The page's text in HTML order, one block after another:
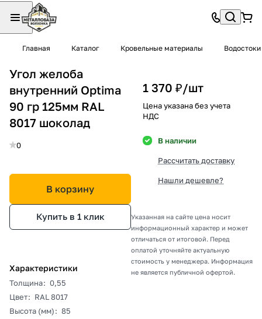
Главная Каталог Кровельные материалы Водостоки
Угол желоба
внутренний Optima
90 гр 125мм RAL
8017 шоколад
0
В корзину
Купить в 1 клик
Характеристики
Толщина: 0,55
Цвет: RAL 8017
Высота (мм): 85
1 370 ₽/шт
Цена указана без учета
НДС
В наличии
Рассчитать доставку
Нашли дешевле?
Указанная на сайте цена носит
информационный характер и может
отличаться от итоговой. Перед
оплатой уточняйте актуальную
стоимость у менеджера. Информация
не является публичной офертой.